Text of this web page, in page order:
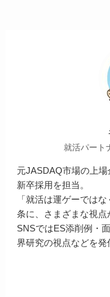
就活パート
元JASDAQ市場の上
新卒採用を担当。
「就活は運ゲーでは
条に、さまざまな視点
SNSではES添削例・
界研究の視点などを発